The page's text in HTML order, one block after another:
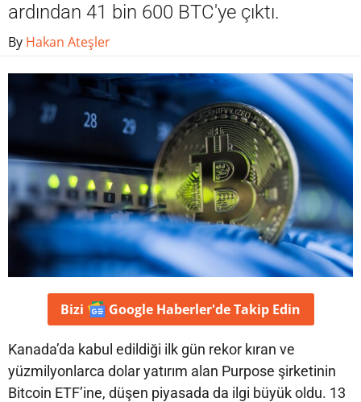
ardından 41 bin 600 BTC'ye çıktı.
By Hakan Ateşler
Bizi Google Haberler'deTakip Edin
Kanada’da kabul edildiği ilk gün rekor kıran ve
yüzmilyonlarca dolar yatırım alan Purpose şirketinin
Bitcoin ETF’ine, düşen piyasada da ilgi büyük oldu. 13